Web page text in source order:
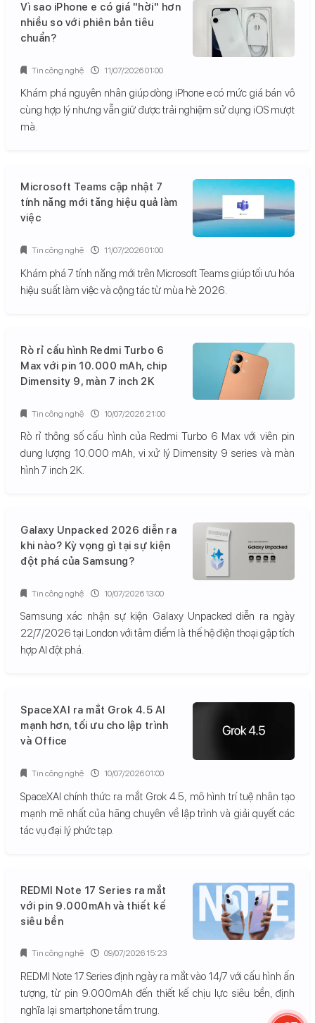
Vì sao iPhone e có giá "hời" hơn
nhiều so với phiên bản tiêu
chuẩn?
Khám phá nguyên nhân giúp dòng iPhone e có mức giá bán vô
cùng hợp lý nhưng vẫn giữ được trải nghiệm sử dụng iOS mượt
mà.
Tin công nghệ 11/07/2026 01:00
Microsoft Teams cập nhật 7
tính năng mới tăng hiệu quả làm
việc
Khám phá 7 tính năng mới trên Microsoft Teams giúp tối ưu hóa
hiệu suất làm việc và cộng tác từ mùa hè 2026.
Tin công nghệ 11/07/2026 01:00
Rò rỉ cấu hình Redmi Turbo 6
Max với pin 10.000 mAh, chip
Dimensity 9, màn 7 inch 2K
Rò rỉ thông số cấu hình của Redmi Turbo 6 Max với viên pin
dung lượng 10.000 mAh, vi xử lý Dimensity 9 series và màn
hình 7 inch 2K.
Tin công nghệ 10/07/2026 21:00
Galaxy Unpacked 2026 diễn ra
khi nào? Kỳ vọng gì tại sự kiện
đột phá của Samsung?
Samsung xác nhận sự kiện Galaxy Unpacked diễn ra ngày
22/7/2026 tại London với tâm điểm là thế hệ điện thoại gập tích
hợp AI đột phá.
Tin công nghệ 10/07/2026 13:00
SpaceXAI ra mắt Grok 4.5 AI
mạnh hơn, tối ưu cho lập trình
và Office
SpaceXAI chính thức ra mắt Grok 4.5, mô hình trí tuệ nhân tạo
mạnh mẽ nhất của hãng chuyên về lập trình và giải quyết các
tác vụ đại lý phức tạp.
Tin công nghệ 10/07/2026 01:00
REDMI Note 17 Series ra mắt
với pin 9.000mAh và thiết kế
siêu bền
REDMI Note 17 Series định ngày ra mắt vào 14/7 với cấu hình ấn
tượng, từ pin 9.000mAh đến thiết kế chịu lực siêu bền, định
nghĩa lại smartphone tầm trung.
Tin công nghệ 09/07/2026 15:23